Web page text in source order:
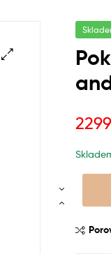
2299